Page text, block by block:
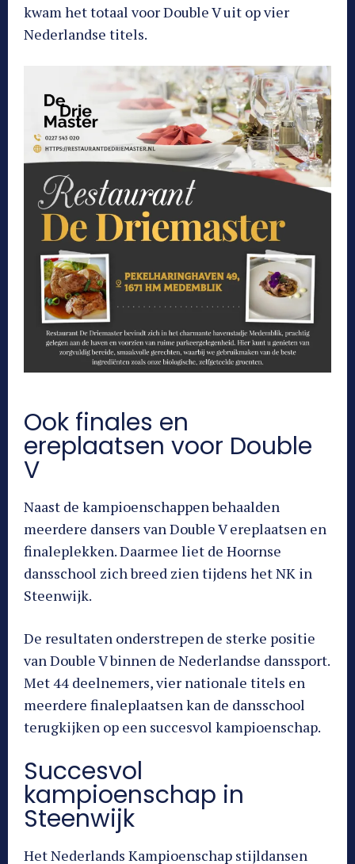
kwam het totaal voor Double V uit op vier
Nederlandse titels.
Ook finales en
ereplaatsen voor Double
V
Naast de kampioenschappen behaalden
meerdere dansers van Double V ereplaatsen en
finaleplekken. Daarmee liet de Hoornse
dansschool zich breed zien tijdens het NK in
Steenwijk.
De resultaten onderstrepen de sterke positie
van Double V binnen de Nederlandse danssport.
Met 44 deelnemers, vier nationale titels en
meerdere finaleplaatsen kan de dansschool
terugkijken op een succesvol kampioenschap.
Succesvol
kampioenschap in
Steenwijk
Het Nederlands Kampioenschap stijldansen